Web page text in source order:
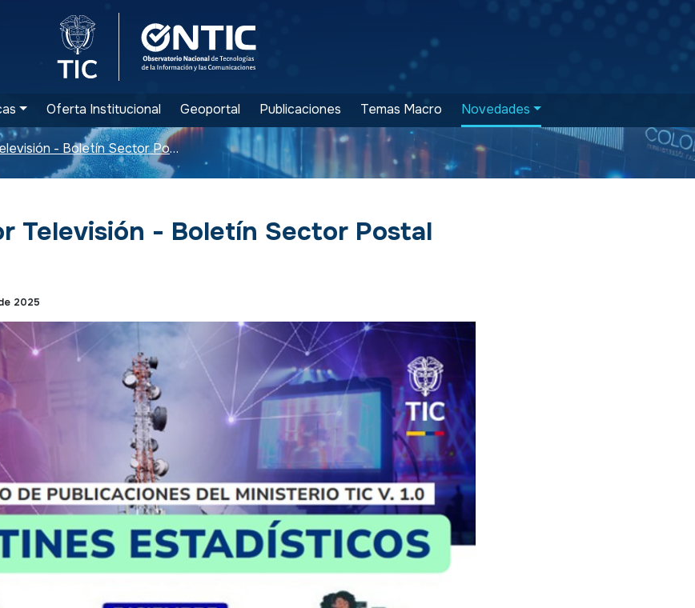
Logo del Ministerio TIC
Oferta Institucional Geoportal Publicaciones Temas Macro Novedades
Boletín Sector Televisión - Boletín Sector Postal 3T-2025
Televisión - Boletín Sector Postal
2025